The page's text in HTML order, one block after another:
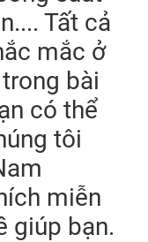
Tất cả
mắc ở
bài
có thể
tôi
miễn
giúp bạn.